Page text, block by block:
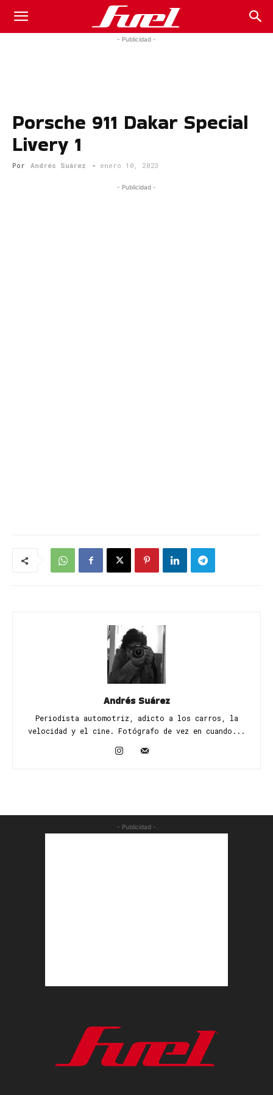
Fuel
Magazine
- Publicidad -
Porsche 911 Dakar Special
Livery 1
Por Andrés Suárez - enero 10, 2023
- Publicidad -
Andrés Suárez
Periodista automotriz, adicto a los carros, la
velocidad y el cine. Fotógrafo de vez en cuando...
- Publicidad -